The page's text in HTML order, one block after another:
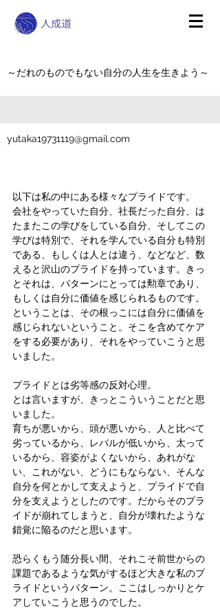
～だれのものでもない自分の人生を生きよう～
yutaka19731119@gmail.com
以下は私の中にある様々なプライドです。
会社をやっていた自分、社長だった自分、は
たまたこの学びをしている自分、そしてこの
学びは特別で、それを学んでいる自分も特別
である、もしくは人とは違う、などなど、数
えると沢山のプライドを持っています。きっ
とそれは、パターンにとっては勲章であり、
もしくは自分に価値を感じられるものです。
ということは、その根っこには自分に価値を
感じられないということ。そこを含めてケア
をする必要があり、それをやっていこうと思
いました。
プライドとは劣等感の反対心理。
とは言いますが、きっとこういうことだと思
いました。
育ちが悪いから、頭が悪いから、人と比べて
劣っているから、レバルが低いから、太って
いるから、容姿がよくないから、あれがな
い、これがない、どうにもならない、そんな
自分を何とかして支えようと、プライドで自
分を支えようとしたのです。だからそのプラ
イドが崩れてしまうと、自分が壊れたような
錯覚に陥るのだと思います。
恐らくもう随分長い間、それこそ前世からの
課題であるような気がするほど大きな私のプ
ライドというパターン。ここはしっかりとケ
アしていこうと思うのでした。